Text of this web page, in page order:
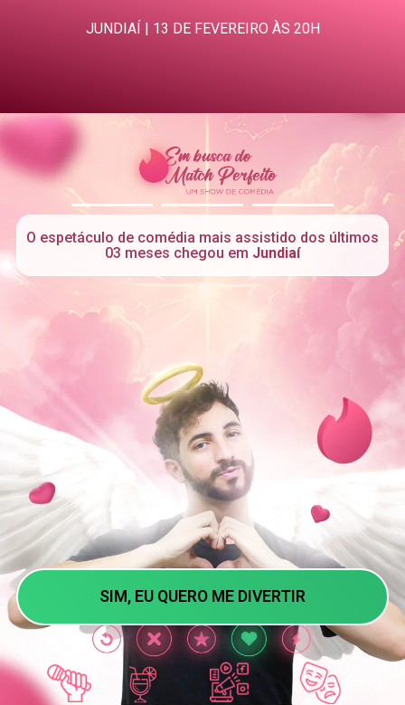
JUNDIAÍ | 13 DE FEVEREIRO ÀS 20H
. . .
O espetáculo de comédia mais assistido dos últimos
03 meses chegou em Jundiaí
SIM, EU QUERO ME DIVERTIR